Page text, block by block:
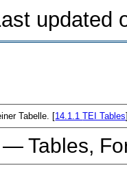
updated
Tabelle. [14.1.1TEI Tables
Tables,